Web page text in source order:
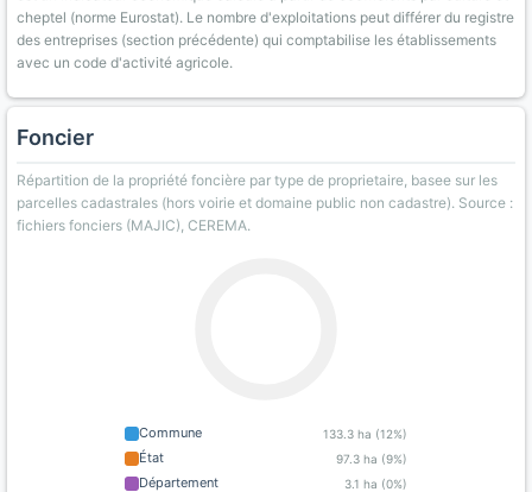
cheptel (norme Eurostat). Le nombre d'exploitations peut différer du registre
des entreprises (section précédente) qui comptabilise les établissements
avec un code d'activité agricole.
Foncier
Répartition de la propriété foncière par type de proprietaire, basee sur les
parcelles cadastrales (hors voirie et domaine public non cadastre). Source :
fichiers fonciers (MAJIC), CEREMA.
Commune 133.3 ha (12%)
État 97.3 ha (9%)
Département 3.1 ha (0%)